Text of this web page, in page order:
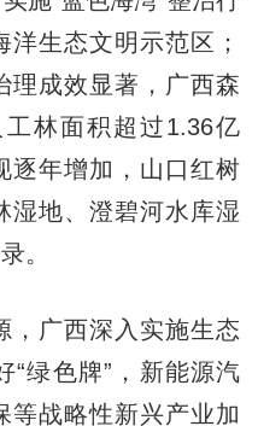
生态文明示范区；
理成效显著，广西森
林面积超过1.36亿
逐年增加，山口红树
湿地、澄碧河水库湿
。
广西深入实施生态
“绿色牌”，新能源汽
等战略性新兴产业加